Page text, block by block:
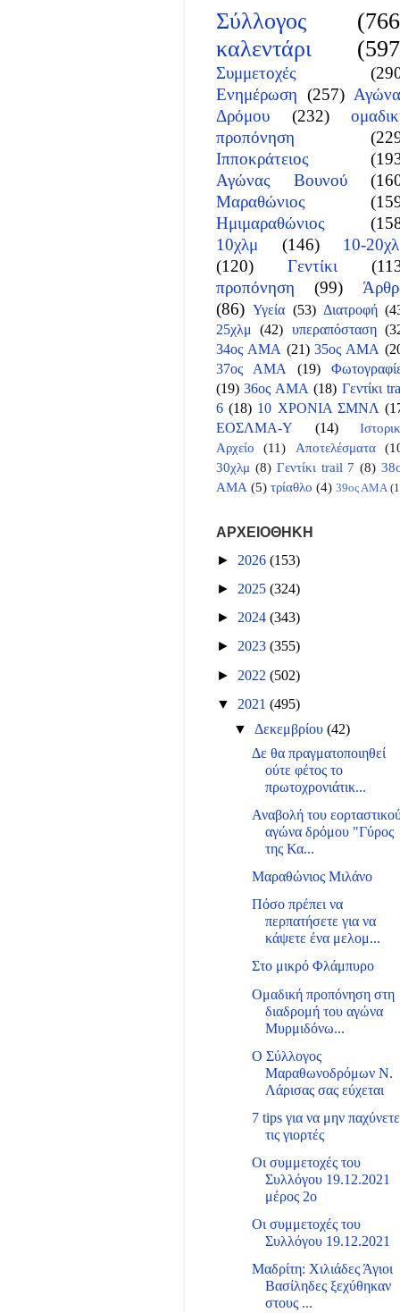
Σύλλογος
καλεντάρι
Συμμετοχές
Ενημέρωση (257)
Δρόμου
(232)
προπόνηση
Ιπποκράτειος
Αγώνας Βουνού
Μαραθώνιος
Ημιμαραθώνιος
10χλμ
(146)
10-
(120)
Γεντίκι
προπόνηση
(99)
(86) Υγεία (53) Διατροφή
25χλμ (42) υπεραπόσταση
34ος ΑΜΑ (21) 35ος ΑΜΑ
37ος ΑΜΑ
(19)
(19) 36ος ΑΜΑ (18) Γεντίκι
6 (18) 10 ΧΡΟΝΙΑ ΣΜΝΛ
ΕΟΣΛΜΑ-Υ
(14)
Αρχείο
(11) Αποτελέσματα
30χλμ (8) Γεντίκι trail 7 (8)
ΑΜΑ (5) τρίαθλο (4) 39ος ΑΜΑ
ΑΡΧΕΙΟΘΗΚΗ
► 2026 (153)
► 2025 (324)
► 2024 (343)
► 2023 (355)
► 2022 (502)
▼ 2021 (495)
▼ Δεκεμβρίου(42)
Δε θα πραγματοποιηθεί
ούτε φέτος το
πρωτοχρονιάτικ...
Αναβολή του
αγώνα δρόμου "Γύρος
της Κα...
Μαραθώνιος Μιλάνο
Πόσο πρέπει να
περπατήσετε για να
κάψετε ένα μελομ...
Στο μικρό Φλάμπυρο
Ομαδική προπόνηση στη
διαδρομή του αγώνα
Μυρμιδόνω...
Ο Σύλλογος
Μαραθωνοδρόμων Ν.
Λάρισας σας εύχεται
7 tips για να μην παχύνετε
τις γιορτές
Οι συμμετοχές του
Συλλόγου 19.12.2021
μέρος 2ο
Οι συμμετοχές του
Συλλόγου 19.12.2021
Μαδρίτη: Χιλιάδες Άγιοι
Βασίληδες ξεχύθηκαν
στους ...